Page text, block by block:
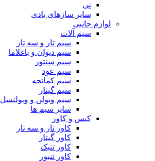
نی
سایر سازهای بادی
لوازم جانبی
سیم آلات
سیم تار و سه تار
سیم دیوان و باغلاما
سیم سنتور
سیم عود
سیم کمانچه
سیم گیتار
سیم ویولن و ویولنسل
سایر سیم ها
کیس و کاور
کاور تار و سه تار
کاور گیتار
کاور تنبک
کاور تنبور